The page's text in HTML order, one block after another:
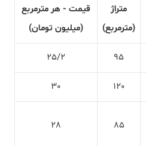
متراژ
(مترمربع)
قیمت - هر مترمربع
(میلیون تومان)
95
25/2
120
30
85
28